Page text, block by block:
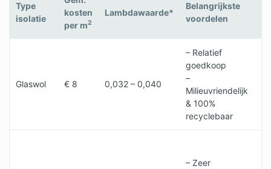
Type
isolatie
kosten
per m2
Lambdawaarde*
Belangrijkste
voordelen
Glaswol € 8 0,032 – 0,040
– Relatief
goedkoop
–
Milieuvriendelijk
& 100%
recyclebaar
– Zeer